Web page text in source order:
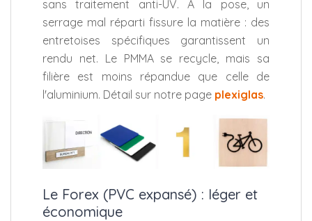
sans traitement anti-UV. À la pose, un
serrage mal réparti fissure la matière : des
entretoises spécifiques garantissent un
rendu net. Le PMMA se recycle, mais sa
filière est moins répandue que celle de
l'aluminium. Détail sur notre page plexiglas.
Le Forex (PVC expansé) : léger et
économique